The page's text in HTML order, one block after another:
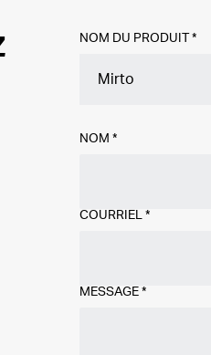
NOM DU PRODUIT *
NOM *
COURRIEL *
MESSAGE *